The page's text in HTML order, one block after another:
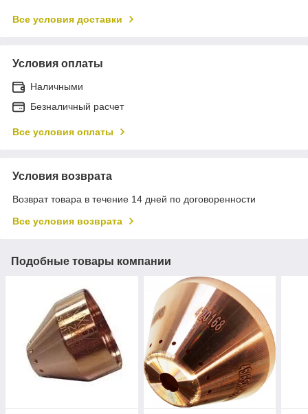
Все условия доставки
Условия оплаты
Наличными
Безналичный расчет
Все условия оплаты
Условия возврата
Возврат товара в течение 14 дней по договоренности
Все условия возврата
Подобные товары компании